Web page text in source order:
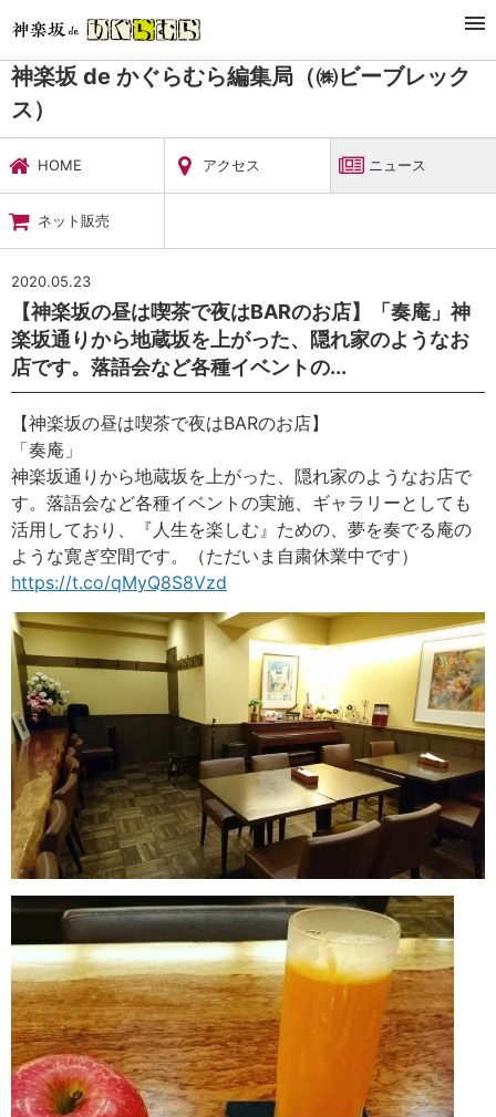
暮らし・娯楽
神楽坂 de かぐらむら編集局（㈱ビーブレックス）
ニュース
神楽坂 de かぐらむら編集局（㈱ビーブレック
ス）
HOME アクセス ニュース
ネット販売
2020.05.23
【神楽坂の昼は喫茶で夜はBARのお店】「奏庵」神
楽坂通りから地蔵坂を上がった、隠れ家のようなお
店です。落語会など各種イベントの...
【神楽坂の昼は喫茶で夜はBARのお店】
「奏庵」
神楽坂通りから地蔵坂を上がった、隠れ家のようなお店で
す。落語会など各種イベントの実施、ギャラリーとしても
活用しており、『人生を楽しむ』ための、夢を奏でる庵の
ような寛ぎ空間です。（ただいま自粛休業中です）
https://t.co/qMyQ8S8Vzd